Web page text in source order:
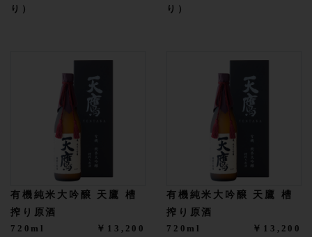
り）
り）
有機純米大吟醸 天鷹 槽
搾り原酒
720ml
￥13,200
有機純米大吟醸 天鷹 槽
搾り原酒
720ml
￥13,200